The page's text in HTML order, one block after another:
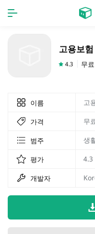
고용보
4.3 무료
이름 고
가격 무
범주 생
평가 4.3
개발자